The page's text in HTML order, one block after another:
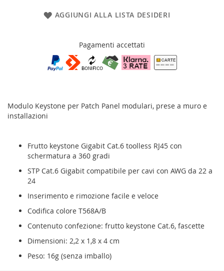
AGGIUNGI ALLA LISTA DESIDERI
Pagamenti accettati
Modulo Keystone per Patch Panel modulari, prese a muro e
installazioni
Frutto keystone Gigabit Cat.6 toolless RJ45 con
schermatura a 360 gradi
STP Cat.6 Gigabit compatibile per cavi con AWG da 22 a
24
Inserimento e rimozione facile e veloce
Codifica colore T568A/B
Contenuto confezione: frutto keystone Cat.6, fascette
Dimensioni: 2,2 x 1,8 x 4 cm
Peso: 16g (senza imballo)